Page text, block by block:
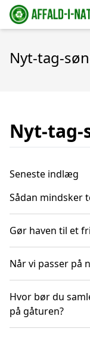
Nyt-tag-
Nyt-
Seneste indlæg
Sådan mindsker
Gør haven til et
Når vi passer på
Hvor bør du
på gåturen?